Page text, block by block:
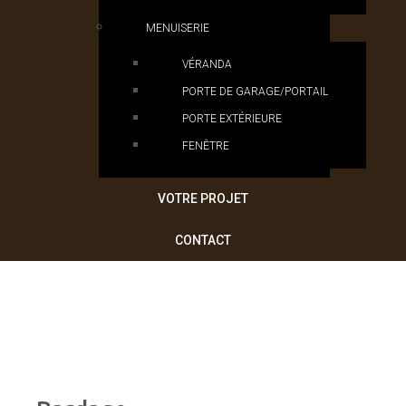
MENUISERIE
VÉRANDA
PORTE DE GARAGE/PORTAIL
PORTE EXTÉRIEURE
FENÊTRE
VOTRE PROJET
CONTACT